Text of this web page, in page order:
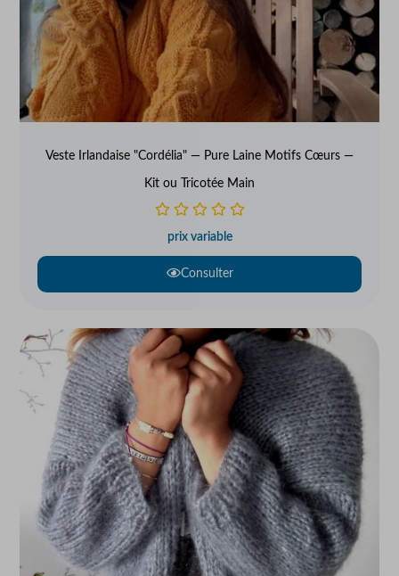
Veste Irlandaise "Cordélia" — Pure Laine Motifs Cœurs —
Kit ou Tricotée Main
prix variable
Consulter